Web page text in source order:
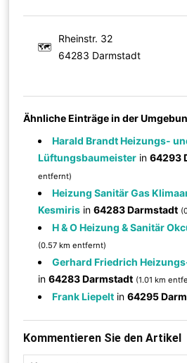
🗺
Rheinstr. 32
64283 Darmstadt
Ähnliche Einträge in der
Harald Brandt Heizungs-
Lüftungsbaumeister in64293
entfernt)
Heizung Sanitär Gas
Kesmiris in64283 Darmstadt
H & O Heizung & Sanitär
(0.57 km entfernt)
Gerhard Friedrich
in64283 Darmstadt (1.01 km
Frank Liepelt in64295
Kommentieren Sie den Artikel